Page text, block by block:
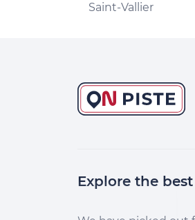
Saint-Vallier
Explore the
Continuer sans accepter